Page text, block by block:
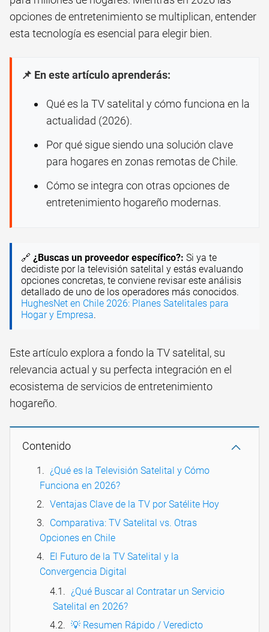
opciones de entretenimiento se multiplican, entender
esta tecnología es esencial para elegir bien.
📌 En este artículo aprenderás:
Qué es la TV satelital y cómo funciona en la
actualidad (2026).
Por qué sigue siendo una solución clave
para hogares en zonas remotas de Chile.
Cómo se integra con otras opciones de
entretenimiento hogareño modernas.
🔗 ¿Buscas un proveedor específico?: Si ya te
decidiste por la televisión satelital y estás evaluando
opciones concretas, te conviene revisar este análisis
detallado de uno de los operadores más conocidos.
HughesNet en Chile 2026: Planes Satelitales para
Hogar y Empresa.
Este artículo explora a fondo la TV satelital, su
relevancia actual y su perfecta integración en el
ecosistema de servicios de entretenimiento
hogareño.
Contenido
¿Qué es la Televisión Satelital y Cómo
Funciona en 2026?
Ventajas Clave de la TV por Satélite Hoy
Comparativa: TV Satelital vs. Otras
Opciones en Chile
El Futuro de la TV Satelital y la
Convergencia Digital
¿Qué Buscar al Contratar un Servicio
Satelital en 2026?
💡 Resumen Rápido / Veredicto